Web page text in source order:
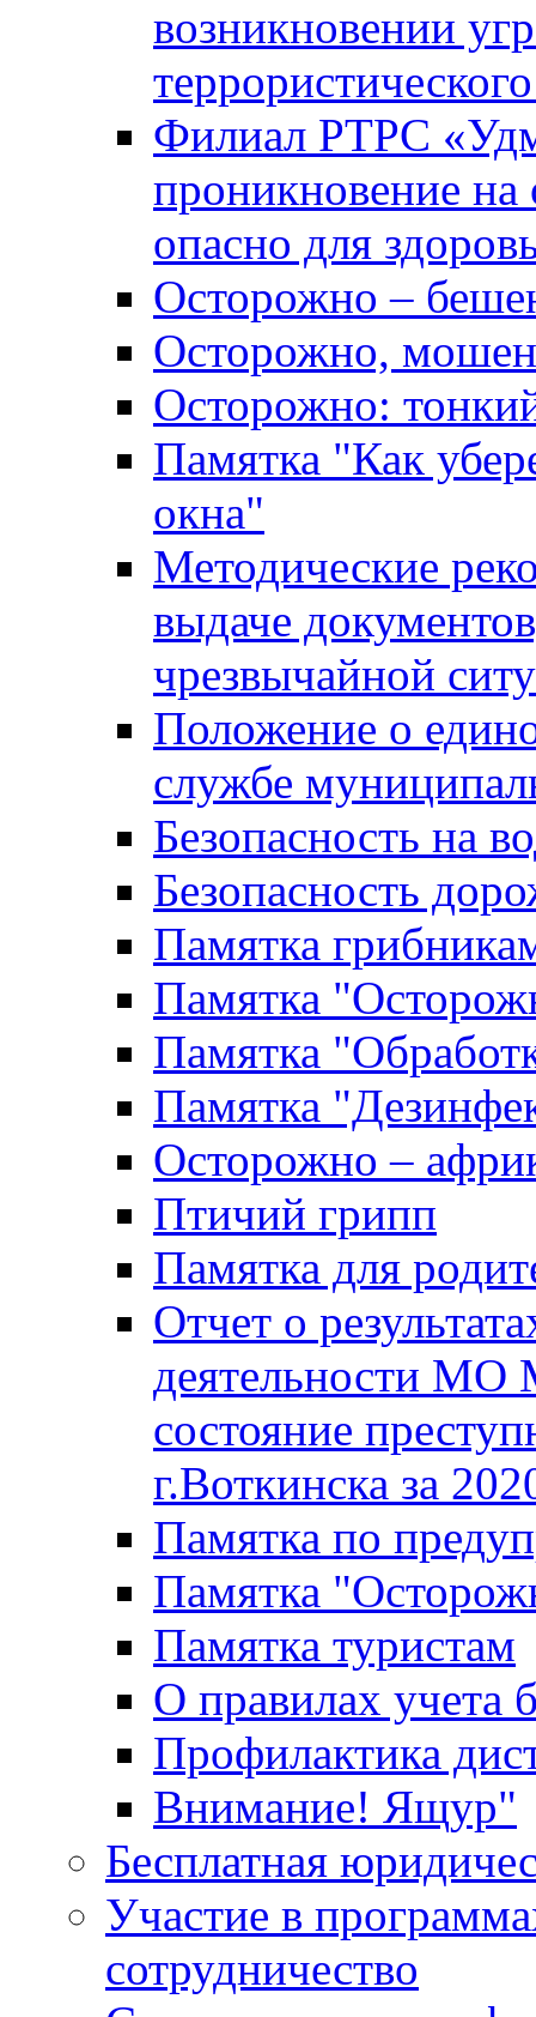
возникновении
Филиал РТРС
проникновение на
опасно для
Осторожно –
Осторожно,
Осторожно:
Памятка "Как
окна"
Методические
выдаче
чрезвычайной
Положение о
службе
Безопасность на
Безопасность
Памятка
Памятка
Памятка
Памятка
Осторожно –
Птичий грипп
Памятка для
Отчет о
деятельности МО
состояние
г.Воткинска за
Памятка по
Памятка
Памятка туристам
О правилах учета
Профилактика
Внимание! Ящур"
Бесплатная
Участие в
сотрудничество